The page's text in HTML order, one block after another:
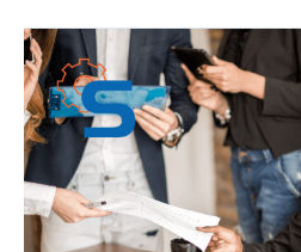
A
importância
dos
Indicadores
de
Departamento
Pessoal